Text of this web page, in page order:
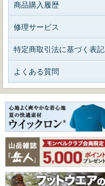
商品購入履歴
修理サービス
特定商取引法に基づく表記
よくある質問